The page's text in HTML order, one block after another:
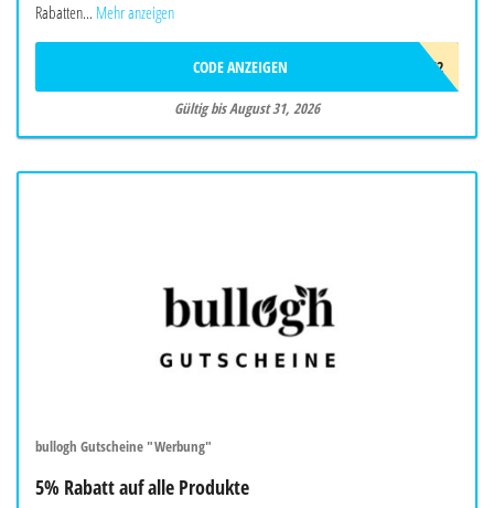
Rabatten... Mehr anzeigen
SPRDVF2
CODE ANZEIGEN
Gültig bis August 31, 2026
bullogh Gutscheine "Werbung"
5% Rabatt auf alle Produkte